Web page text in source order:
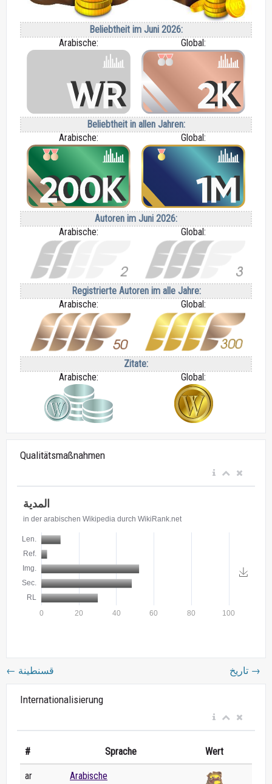
Beliebtheit im Juni 2026:
Arabische:
Global:
Beliebtheit in allen Jahren:
Arabische:
Global:
Autoren im Juni 2026:
Arabische:
Global:
Registrierte Autoren im alle Jahre:
Arabische:
Global:
Zitate:
Arabische:
Global:
Qualitätsmaßnahmen
← قسنطينة →
Internationalisierung
# Sprache Wert
ar Arabische